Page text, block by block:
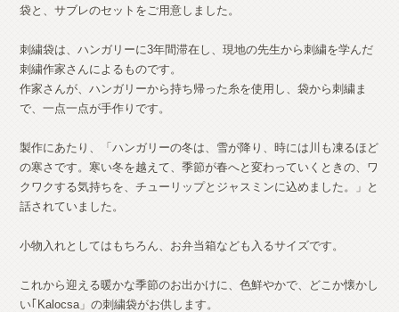
袋と、サブレのセットをご用意しました。
刺繍袋は、ハンガリーに3年間滞在し、現地の先生から刺繍を学んだ
刺繍作家さんによるものです。
作家さんが、ハンガリーから持ち帰った糸を使用し、袋から刺繍ま
で、一点一点が手作りです。
製作にあたり、「ハンガリーの冬は、雪が降り、時には川も凍るほど
の寒さです。寒い冬を越えて、季節が春へと変わっていくときの、ワ
クワクする気持ちを、チューリップとジャスミンに込めました。」と
話されていました。
小物入れとしてはもちろん、お弁当箱なども入るサイズです。
これから迎える暖かな季節のお出かけに、色鮮やかで、どこか懐かし
い｢Kalocsa」の刺繍袋がお供します。